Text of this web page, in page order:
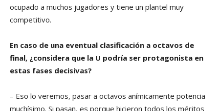
ocupado a muchos jugadores y tiene un plantel muy
competitivo.
En caso de una eventual clasificación a octavos de
final, ¿considera que la U podría ser protagonista en
estas fases decisivas?
– Eso lo veremos, pasar a octavos anímicamente potencia
muchísimo. Si pasan, es porque hicieron todos los méritos